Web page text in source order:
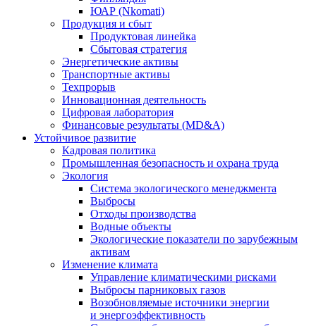
ЮАР (Nkomati)
Продукция и сбыт
Продуктовая линейка
Сбытовая стратегия
Энергетические активы
Транспортные активы
Техпрорыв
Инновационная деятельность
Цифровая лаборатория
Финансовые результаты (MD&A)
Устойчивое развитие
Кадровая политика
Промышленная безопасность и охрана труда
Экология
Система экологического менеджмента
Выбросы
Отходы производства
Водные объекты
Экологические показатели по зарубежным
активам
Изменение климата
Управление климатическими рисками
Выбросы парниковых газов
Возобновляемые источники энергии
и энергоэффективность